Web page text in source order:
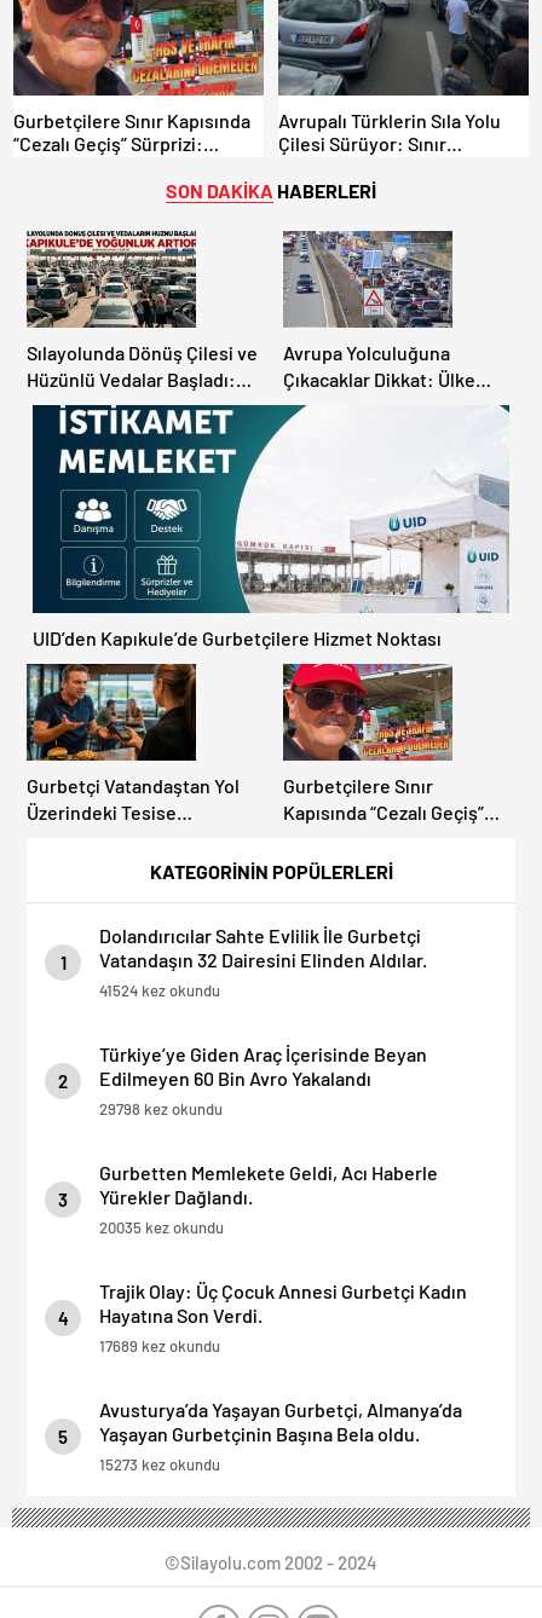
Gurbetçilere Sınır Kapısında
“Cezalı Geçiş” Sürprizi:
Avrupalı Türklerin Sıla Yolu
Çilesi Sürüyor: Sınır
Bekleyiş
SON DAKİKA HABERLERİ
KATEGORİNİN POPÜLERLERİ
1
Dolandırıcılar Sahte Evlilik İle Gurbetçi
Vatandaşın 32 Dairesini Elinden Aldılar.
41524 kez okundu
2
Türkiye’ye Giden Araç İçerisinde Beyan
Edilmeyen 60 Bin Avro Yakalandı
29798 kez okundu
3
Gurbetten Memlekete Geldi, Acı Haberle
Yürekler Dağlandı.
20035 kez okundu
4
Trajik Olay: Üç Çocuk Annesi Gurbetçi Kadın
Hayatına Son Verdi.
17689 kez okundu
5
Avusturya’da Yaşayan Gurbetçi, Almanya’da
Yaşayan Gurbetçinin Başına Bela oldu.
15273 kez okundu
Sılayolunda Dönüş Çilesi ve
Hüzünlü Vedalar Başladı:
Kapıkule’de Yoğunluk
Artıyor!
Avrupa Yolculuğuna
Çıkacaklar Dikkat: Ülke
Ülke Güncel Trafik Kuralları,
Avrupa Otoyol Hız Limitleri
UID’den Kapıkule’de Gurbetçilere Hizmet Noktası
Gurbetçi Vatandaştan Yol
Üzerindeki Tesise
“Hesabınızı Mutlaka Kontrol
Gurbetçilere Sınır
Kapısında “Cezalı Geçiş”
Dışına Çıkamıyor!
©Silayolu.com 2002 - 2024